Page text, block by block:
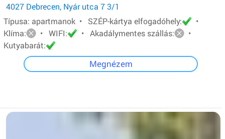
4027 Debrecen, Nyár utca 7 3/1
Típusa: apartmanok • SZÉP-kártya elfogadóhely:
•
Klíma:
• WIFI: • Akadálymentes szállás:
•
Kutyabarát:
Megnézem